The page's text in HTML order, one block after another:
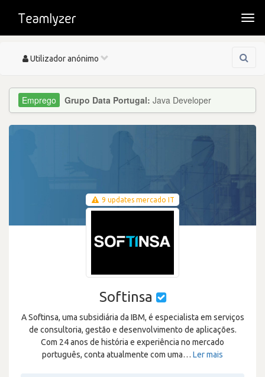
Toggle
Utilizador anónimo
Grupo Data Portugal: Java Developer
9 updates mercado IT
Softinsa
A Softinsa, uma subsidiária da IBM, é especialista em serviços
de consultoria, gestão e desenvolvimento de aplicações.
Com 24 anos de história e experiência no mercado
português, conta atualmente com uma… Ler mais